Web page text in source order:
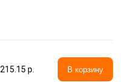
215.15 p. В корзину